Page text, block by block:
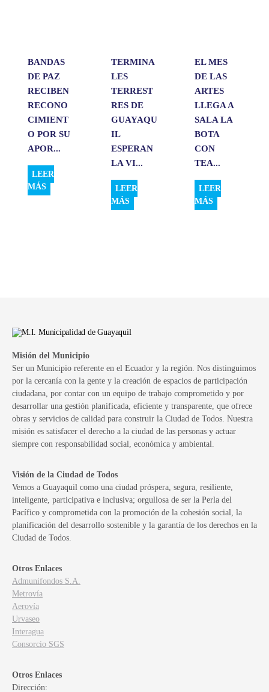
BANDAS
DE PAZ
RECIBEN
RECONO
CIMIENT
O POR SU
APOR...
LEER
MÁS
TERMINA
LES
TERREST
RES DE
GUAYAQU
IL
ESPERAN
LA VI...
LEER
MÁS
EL MES
DE LAS
ARTES
LLEGA A
SALA LA
BOTA
CON
TEA...
LEER
MÁS
Misión del Municipio
Ser un Municipio referente en el Ecuador y la región. Nos distinguimos
por la cercanía con la gente y la creación de espacios de participación
ciudadana, por contar con un equipo de trabajo comprometido y por
desarrollar una gestión planificada, eficiente y transparente, que ofrece
obras y servicios de calidad para construir la Ciudad de Todos. Nuestra
misión es satisfacer el derecho a la ciudad de las personas y actuar
siempre con responsabilidad social, económica y ambiental.
Visión de la Ciudad de Todos
Vemos a Guayaquil como una ciudad próspera, segura, resiliente,
inteligente, participativa e inclusiva; orgullosa de ser la Perla del
Pacífico y comprometida con la promoción de la cohesión social, la
planificación del desarrollo sostenible y la garantía de los derechos en la
Ciudad de Todos.
Otros Enlaces
Admunifondos S.A.
Metrovía
Aerovía
Urvaseo
Interagua
Consorcio SGS
Otros Enlaces
Dirección: